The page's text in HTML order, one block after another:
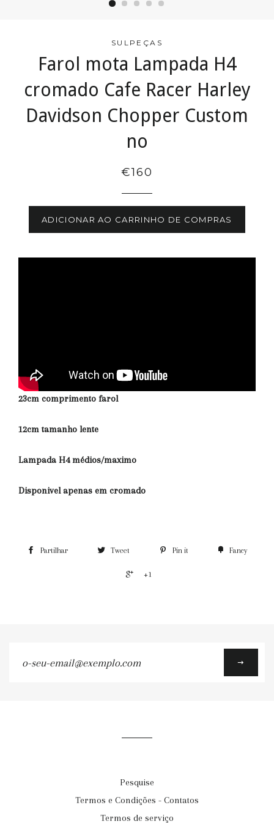
SULPEÇAS
Farol mota Lampada H4
cromado Cafe Racer Harley
Davidson Chopper Custom
no
€160
ADICIONAR AO CARRINHO DE COMPRAS
23cm comprimento farol
12cm tamanho lente
Lampada H4 médios/maximo
Disponivel apenas em cromado
Partilhar Tweet Pin it Fancy
+1
Pesquise
Termos e Condições - Contatos
Termos de serviço